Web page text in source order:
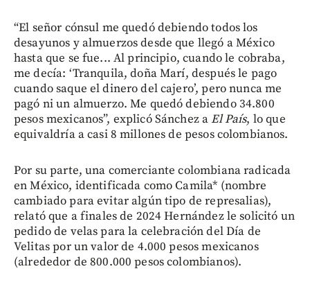
“El señor cónsul me quedó debiendo todos los
desayunos y almuerzos desde que llegó a México
hasta que se fue... Al principio, cuando le cobraba,
me decía: ‘Tranquila, doña Marí, después le pago
cuando saque el dinero del cajero’, pero nunca me
pagó ni un almuerzo. Me quedó debiendo 34.800
pesos mexicanos”, explicó Sánchez aEl País, lo que
equivaldría a casi 8 millones de pesos colombianos.
Por su parte, una comerciante colombiana radicada
en México, identificada como Camila* (nombre
cambiado para evitar algún tipo de represalias),
relató que a finales de 2024 Hernández le solicitó un
pedido de velas para la celebración del Día de
Velitas por un valor de 4.000 pesos mexicanos
(alrededor de 800.000 pesos colombianos).